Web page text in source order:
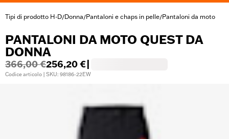
Tipi di prodotto H-D/Donna/Pantaloni e chaps in pelle/Pantaloni da moto
PANTALONI DA MOTO QUEST DA
DONNA
366,00 €256,20 €
Codice articolo | SKU: 98186-22EW